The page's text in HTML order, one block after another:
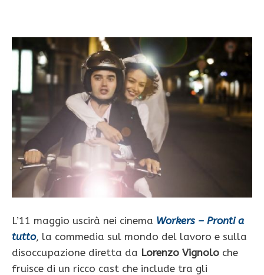
L’11 maggio uscirà nei cinema Workers – Pronti a
tutto, la commedia sul mondo del lavoro e sulla
disoccupazione diretta da Lorenzo Vignolo che
fruisce di un ricco cast che include tra gli